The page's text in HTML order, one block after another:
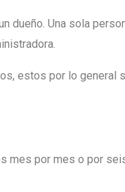
dueño. Una sola
estos por lo general
por mes o por